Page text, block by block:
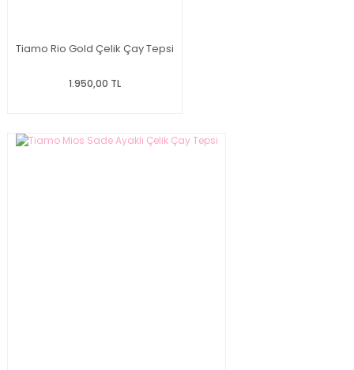
Tiamo Rio Gold Çelik Çay Tepsi
1.950,00 TL